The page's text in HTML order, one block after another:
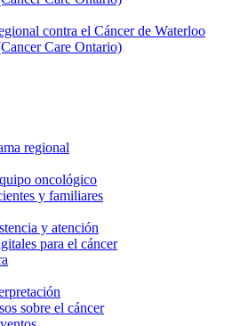
regional
oncológico
y familiares
y atención
para el cáncer
sobre el cáncer